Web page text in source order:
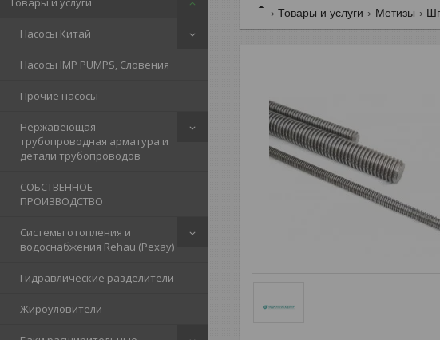
Насосы Китай
Насосы IMP PUMPS, Словения
Прочие насосы
Нержавеющая
трубопроводная арматура и
детали трубопроводов
СОБСТВЕННОЕ
ПРОИЗВОДСТВО
Системы отопления и
водоснабжения Rehau (Рехау)
Гидравлические разделители
Жироуловители
Товары и услуги Метизы